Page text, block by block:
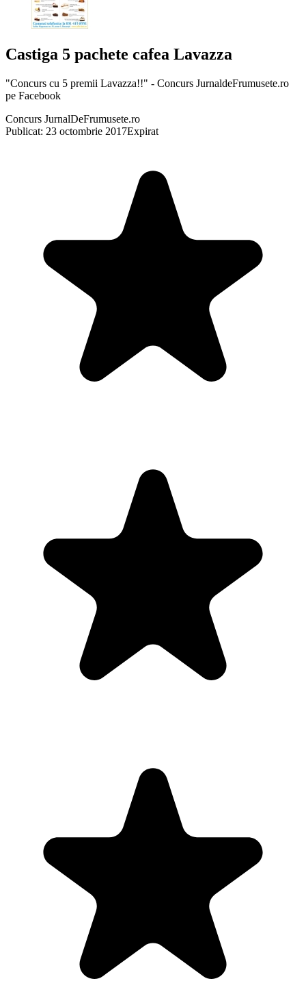
Castiga 5 pachete cafea Lavazza
"Concurs cu 5 premii Lavazza!!" - Concurs JurnaldeFrumusete.ro
pe Facebook
Concurs JurnalDeFrumusete.ro
Publicat: 23 octombrie 2017Expirat